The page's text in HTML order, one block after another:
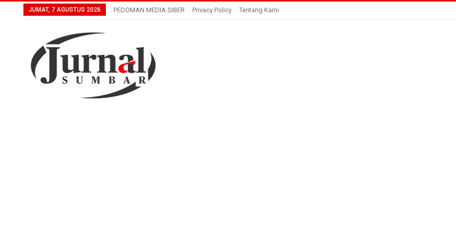
JUMAT, 7 AGUSTUS 2026 PEDOMAN MEDIA SIBER Privacy Policy Tentang Kami